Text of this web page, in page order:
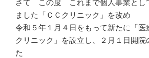
さて この度 これまで個人事業とし
ました「ＣＣクリニック」を改め
令和５年１月４日をもって新たに「医
クリニック」を設立し、２月１日開院
た